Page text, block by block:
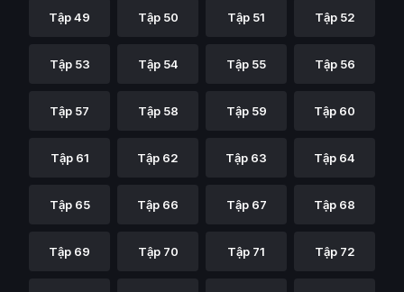
Tập 49 Tập 50 Tập 51 Tập 52
Tập 53 Tập 54 Tập 55 Tập 56
Tập 57 Tập 58 Tập 59 Tập 60
Tập 61 Tập 62 Tập 63 Tập 64
Tập 65 Tập 66 Tập 67 Tập 68
Tập 69 Tập 70 Tập 71 Tập 72